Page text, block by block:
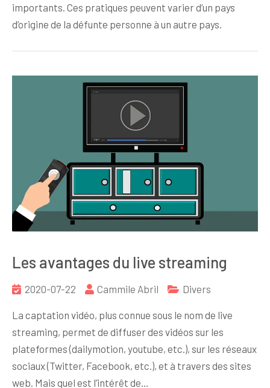
importants. Ces pratiques peuvent varier d’un pays
d’origine de la défunte personne à un autre pays.
Les avantages du live streaming
2020-07-22 Cammile Abril Divers
La captation vidéo, plus connue sous le nom de live
streaming, permet de diffuser des vidéos sur les
plateformes (dailymotion, youtube, etc.), sur les réseaux
sociaux (Twitter, Facebook, etc.), et à travers des sites
web. Mais quel est l’intérêt de…